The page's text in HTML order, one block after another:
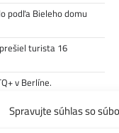
Spravujte súhlas so
podľa Bieleho domu
turista 16
v Berlíne.